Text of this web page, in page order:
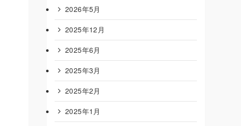
2026年5月
2025年12月
2025年6月
2025年3月
2025年2月
2025年1月